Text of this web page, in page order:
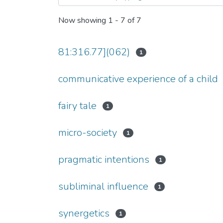
Now showing 1 - 7 of 7
81:316.77](062) 1
communicative experience of a child
fairy tale
1
micro-society 1
pragmatic intentions 1
subliminal influence 1
synergetics 1